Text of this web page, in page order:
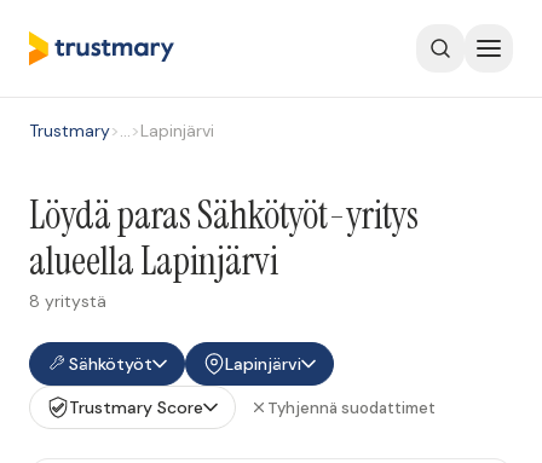
Trustmary>…>Lapinjärvi
Löydä paras Sähkötyöt-yritys
alueella Lapinjärvi
8 yritystä
Sähkötyöt
Lapinjärvi
Trustmary Score
Tyhjennä suodattimet